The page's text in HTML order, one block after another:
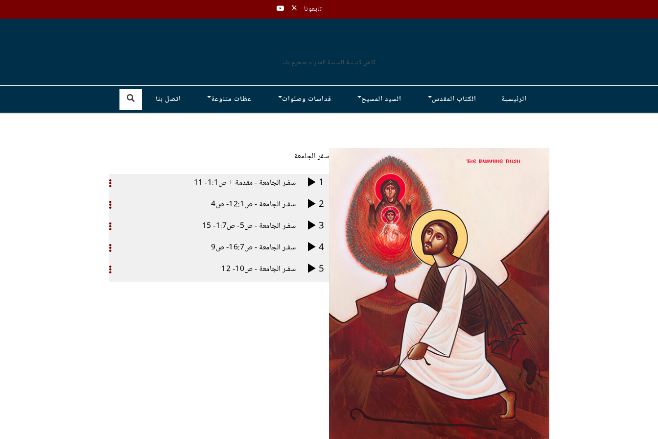
تابعونا
كاهن كنيسة السيدة العذراء بمحرم بك
الرئيسية الكتاب المقدس السيد المسيح قداسات وصلوات عظات متنوعة اتصل بنا
سفر الجامعة
1 سفـر الجامعة - مقدمة + ص1:1- 11
2 سفـر الجامعة - ص12:1- ص4
3 سفـر الجامعة - ص5- ص1:7- 15
4 سفـر الجامعة - ص16:7- ص9
5 سفـر الجامعة - ص10- 12